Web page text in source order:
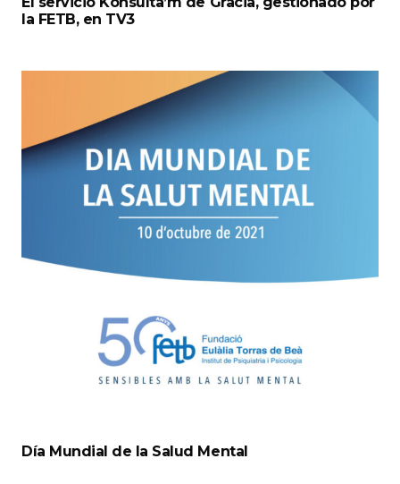
la FETB, en TV3
Día Mundial de la Salud Mental